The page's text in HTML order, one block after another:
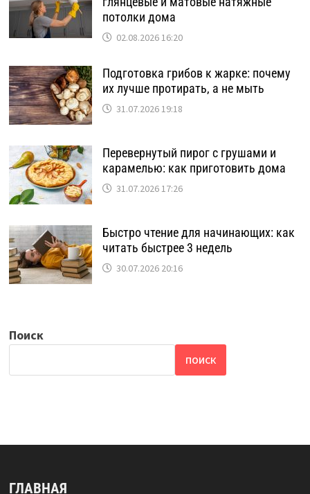
потолки дома
02.08.2026 16:20
Подготовка грибов к жарке: почему
их лучше протирать, а не мыть
31.07.2026 19:18
Перевернутый пирог с грушами и
карамелью: как приготовить дома
31.07.2026 17:26
Быстро чтение для начинающих: как
читать быстрее 3 недель
30.07.2026 20:16
Поиск
ПОИСК
ГЛАВНАЯ